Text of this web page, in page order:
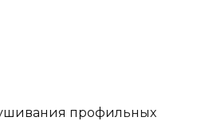
профильных